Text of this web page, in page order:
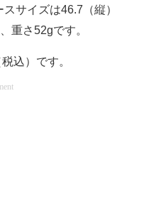
サイズは46.7（縦）
重さ52gです。
込）です。